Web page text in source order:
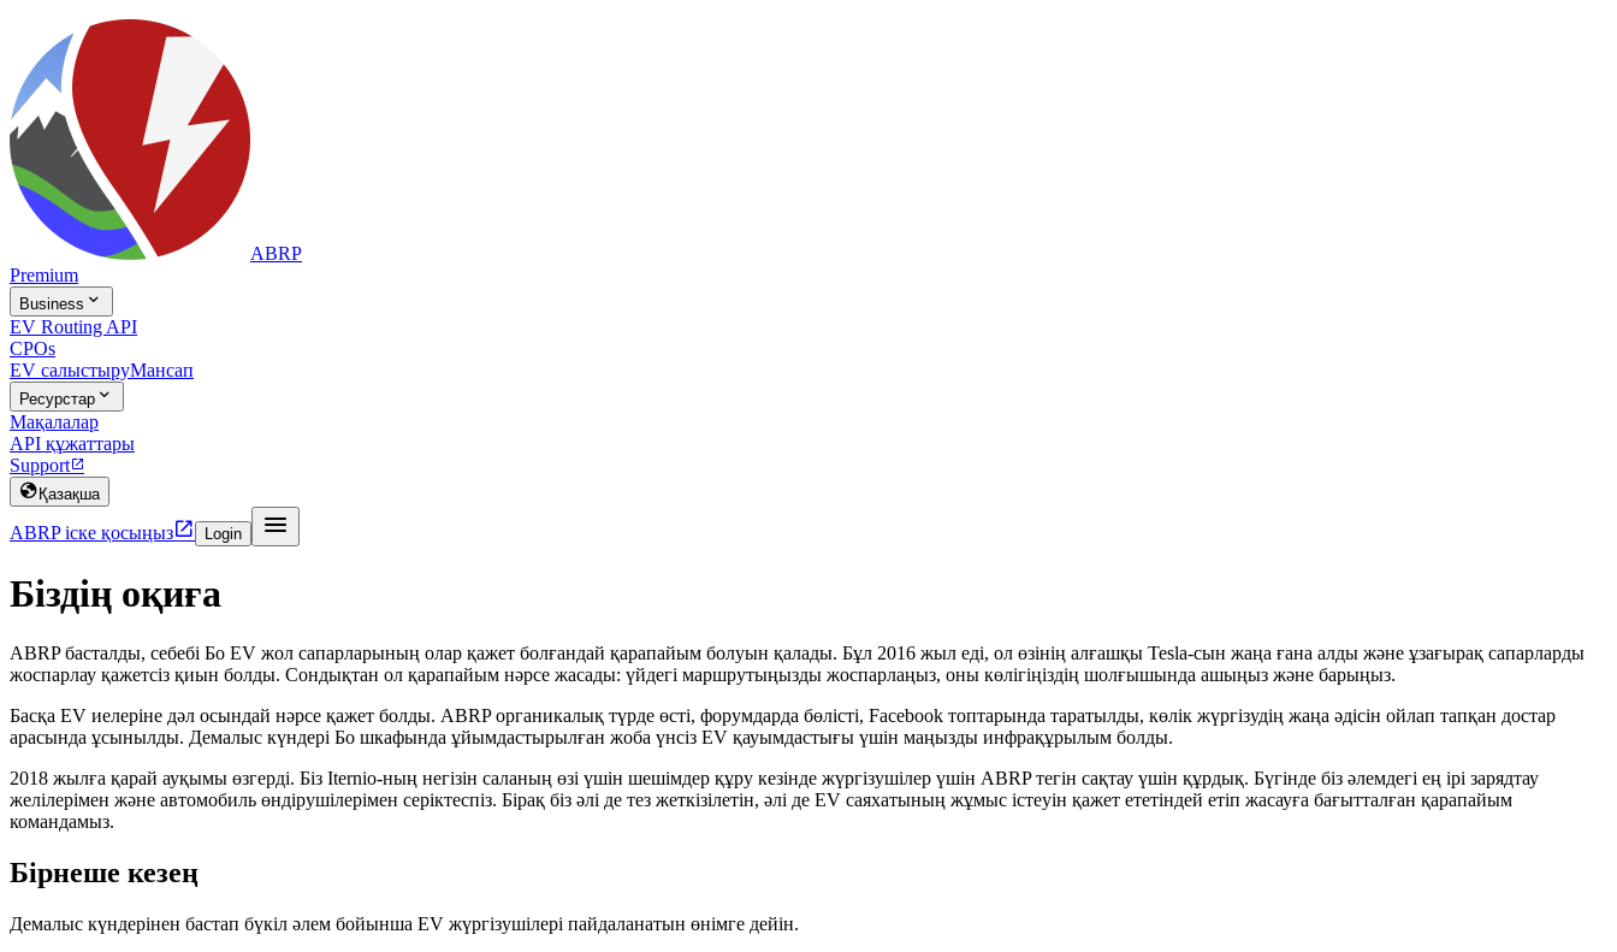
ABRP
Premium
Business 
EV Routing API
CPOs
EV салыстыруМансап
Ресурстар 
Мақалалар
API құжаттары
Support
 Қазақша
ABRP іске қосыңыз Login 
Біздің оқиға
ABRP басталды, себебі Бо EV жол сапарларының олар қажет болғандай қарапайым болуын қалады. Бұл 2016 жыл еді, ол өзінің алғашқы Tesla-сын жаңа ғана алды және ұзағырақ сапарларды
жоспарлау қажетсіз қиын болды. Сондықтан ол қарапайым нәрсе жасады: үйдегі маршрутыңызды жоспарлаңыз, оны көлігіңіздің шолғышында ашыңыз және барыңыз.
Басқа EV иелеріне дәл осындай нәрсе қажет болды. ABRP органикалық түрде өсті, форумдарда бөлісті, Facebook топтарында таратылды, көлік жүргізудің жаңа әдісін ойлап тапқан достар
арасында ұсынылды. Демалыс күндері Бо шкафында ұйымдастырылған жоба үнсіз EV қауымдастығы үшін маңызды инфрақұрылым болды.
2018 жылға қарай ауқымы өзгерді. Біз Iternio-ның негізін саланың өзі үшін шешімдер құру кезінде жүргізушілер үшін ABRP тегін сақтау үшін құрдық. Бүгінде біз әлемдегі ең ірі зарядтау
желілерімен және автомобиль өндірушілерімен серіктеспіз. Бірақ біз әлі де тез жеткізілетін, әлі де EV саяхатының жұмыс істеуін қажет ететіндей етіп жасауға бағытталған қарапайым
командамыз.
Бірнеше кезең
Демалыс күндерінен бастап бүкіл әлем бойынша EV жүргізушілері пайдаланатын өнімге дейін.